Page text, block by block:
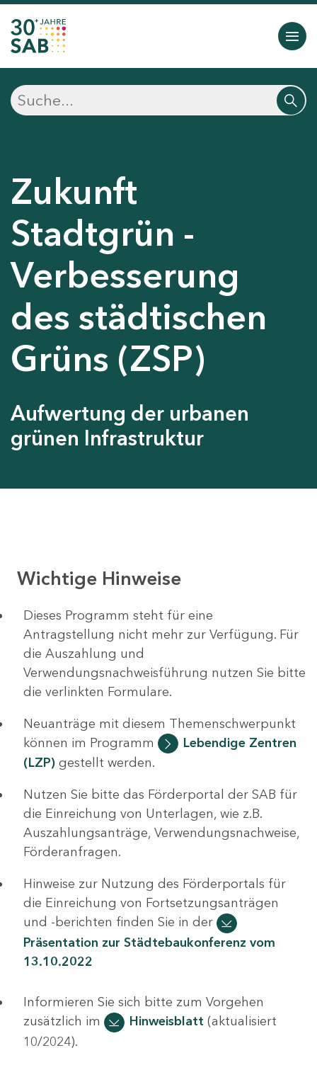
Zukunft
Stadtgrün -
Verbesserung
des städtischen
Grüns (ZSP)
Aufwertung der urbanen
grünen Infrastruktur
Wichtige Hinweise
Dieses Programm steht für eine
Antragstellung nicht mehr zur Verfügung. Für
die Auszahlung und
Verwendungsnachweisführung nutzen Sie bitte
die verlinkten Formulare.
Neuanträge mit diesem Themenschwerpunkt
können im Programm
Lebendige Zentren
(LZP) gestellt werden.
Nutzen Sie bitte das Förderportal der SAB für
die Einreichung von Unterlagen, wie z.B.
Auszahlungsanträge, Verwendungsnachweise,
Förderanfragen.
Hinweise zur Nutzung des Förderportals für
die Einreichung von Fortsetzungsanträgen
und -berichten finden Sie in der
Präsentation zur Städtebaukonferenz vom
13.10.2022
Informieren Sie sich bitte zum Vorgehen
zusätzlich im
Hinweisblatt (aktualisiert
10/2024).